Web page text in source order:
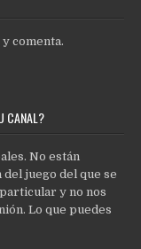
comenta.
CANAL?
No están
juego del que se
y no nos
Lo que puedes